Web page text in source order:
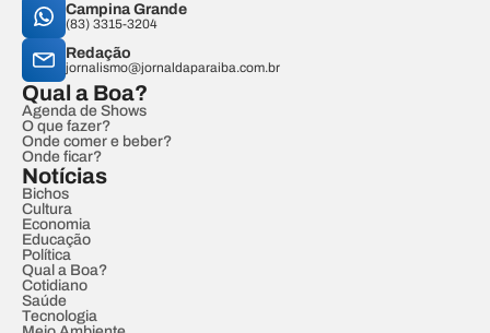
Campina Grande
(83) 3315-3204
Redação
jornalismo@jornaldaparaiba.com.br
Qual a Boa?
Agenda de Shows
O que fazer?
Onde comer e beber?
Onde ficar?
Notícias
Bichos
Cultura
Economia
Educação
Política
Qual a Boa?
Cotidiano
Saúde
Tecnologia